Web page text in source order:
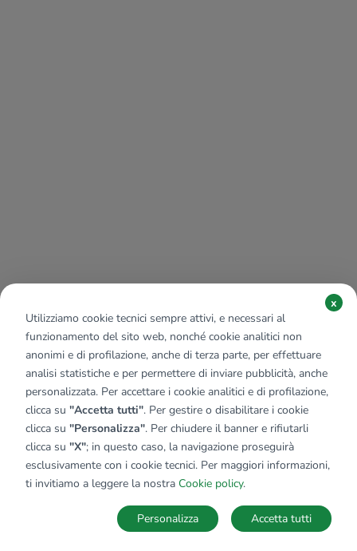
SALVA RICERCA
Utilizziamo cookie tecnici sempre attivi, e necessari al
funzionamento del sito web, nonché cookie analitici non
anonimi e di profilazione, anche di terza parte, per effettuare
analisi statistiche e per permettere di inviare pubblicità, anche
personalizzata. Per accettare i cookie analitici e di profilazione,
clicca su "Accetta tutti". Per gestire o disabilitare i cookie
clicca su "Personalizza". Per chiudere il banner e rifiutarli
clicca su "X"; in questo caso, la navigazione proseguirà
esclusivamente con i cookie tecnici. Per maggiori informazioni,
ti invitiamo a leggere la nostra Cookie policy.
x
Accetta tutti
Personalizza